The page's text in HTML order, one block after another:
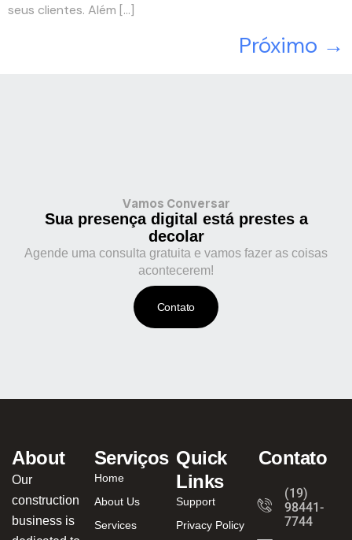
seus clientes. Além […]
Próximo →
Vamos Conversar
Sua presença digital está prestes a
decolar
Agende uma consulta gratuita e vamos fazer as coisas
acontecerem!
Contato
About
Our
construction
business is
Serviços
Home
About Us
Services
Quick
Links
Support
Privacy Policy
Contato
(19)
98441-
7744